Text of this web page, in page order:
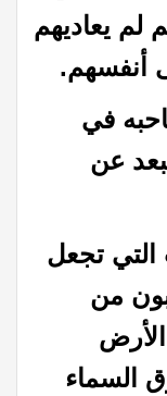
لم يعاديهم
أنفسهم.
في
عن
التي تجعل
من
السماء